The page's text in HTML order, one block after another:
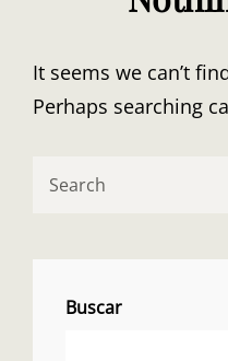
It seems we can’t
Perhaps searching
Search
Buscar